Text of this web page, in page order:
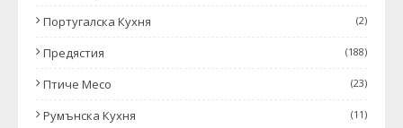
Португалска Кухня (2)
Предястия (188)
Птиче Месо (23)
Румънска Кухня (11)